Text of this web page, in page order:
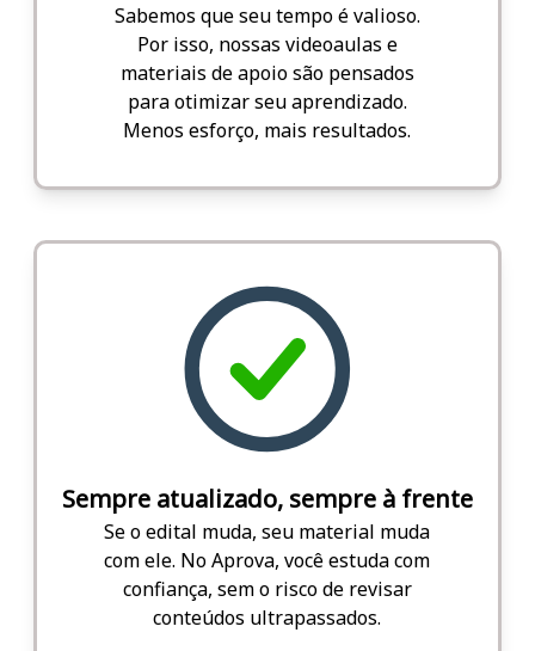
Sabemos que seu tempo é valioso.
Por isso, nossas videoaulas e
materiais de apoio são pensados
para otimizar seu aprendizado.
Menos esforço, mais resultados.
Sempre atualizado, sempre à frente
Se o edital muda, seu material muda
com ele. No Aprova, você estuda com
confiança, sem o risco de revisar
conteúdos ultrapassados.